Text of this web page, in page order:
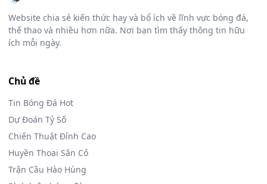
Website chia sẻ kiến thức hay và bổ ích về lĩnh vực bóng đá,
thế thao và nhiều hơn nữa. Nơi bạn tìm thấy thông tin hữu
ích mỗi ngày.
Chủ đề
Tin Bóng Đá Hot
Dự Đoán Tỷ Số
Chiến Thuật Đỉnh Cao
Huyền Thoại Sân Cỏ
Trận Cầu Hào Hùng